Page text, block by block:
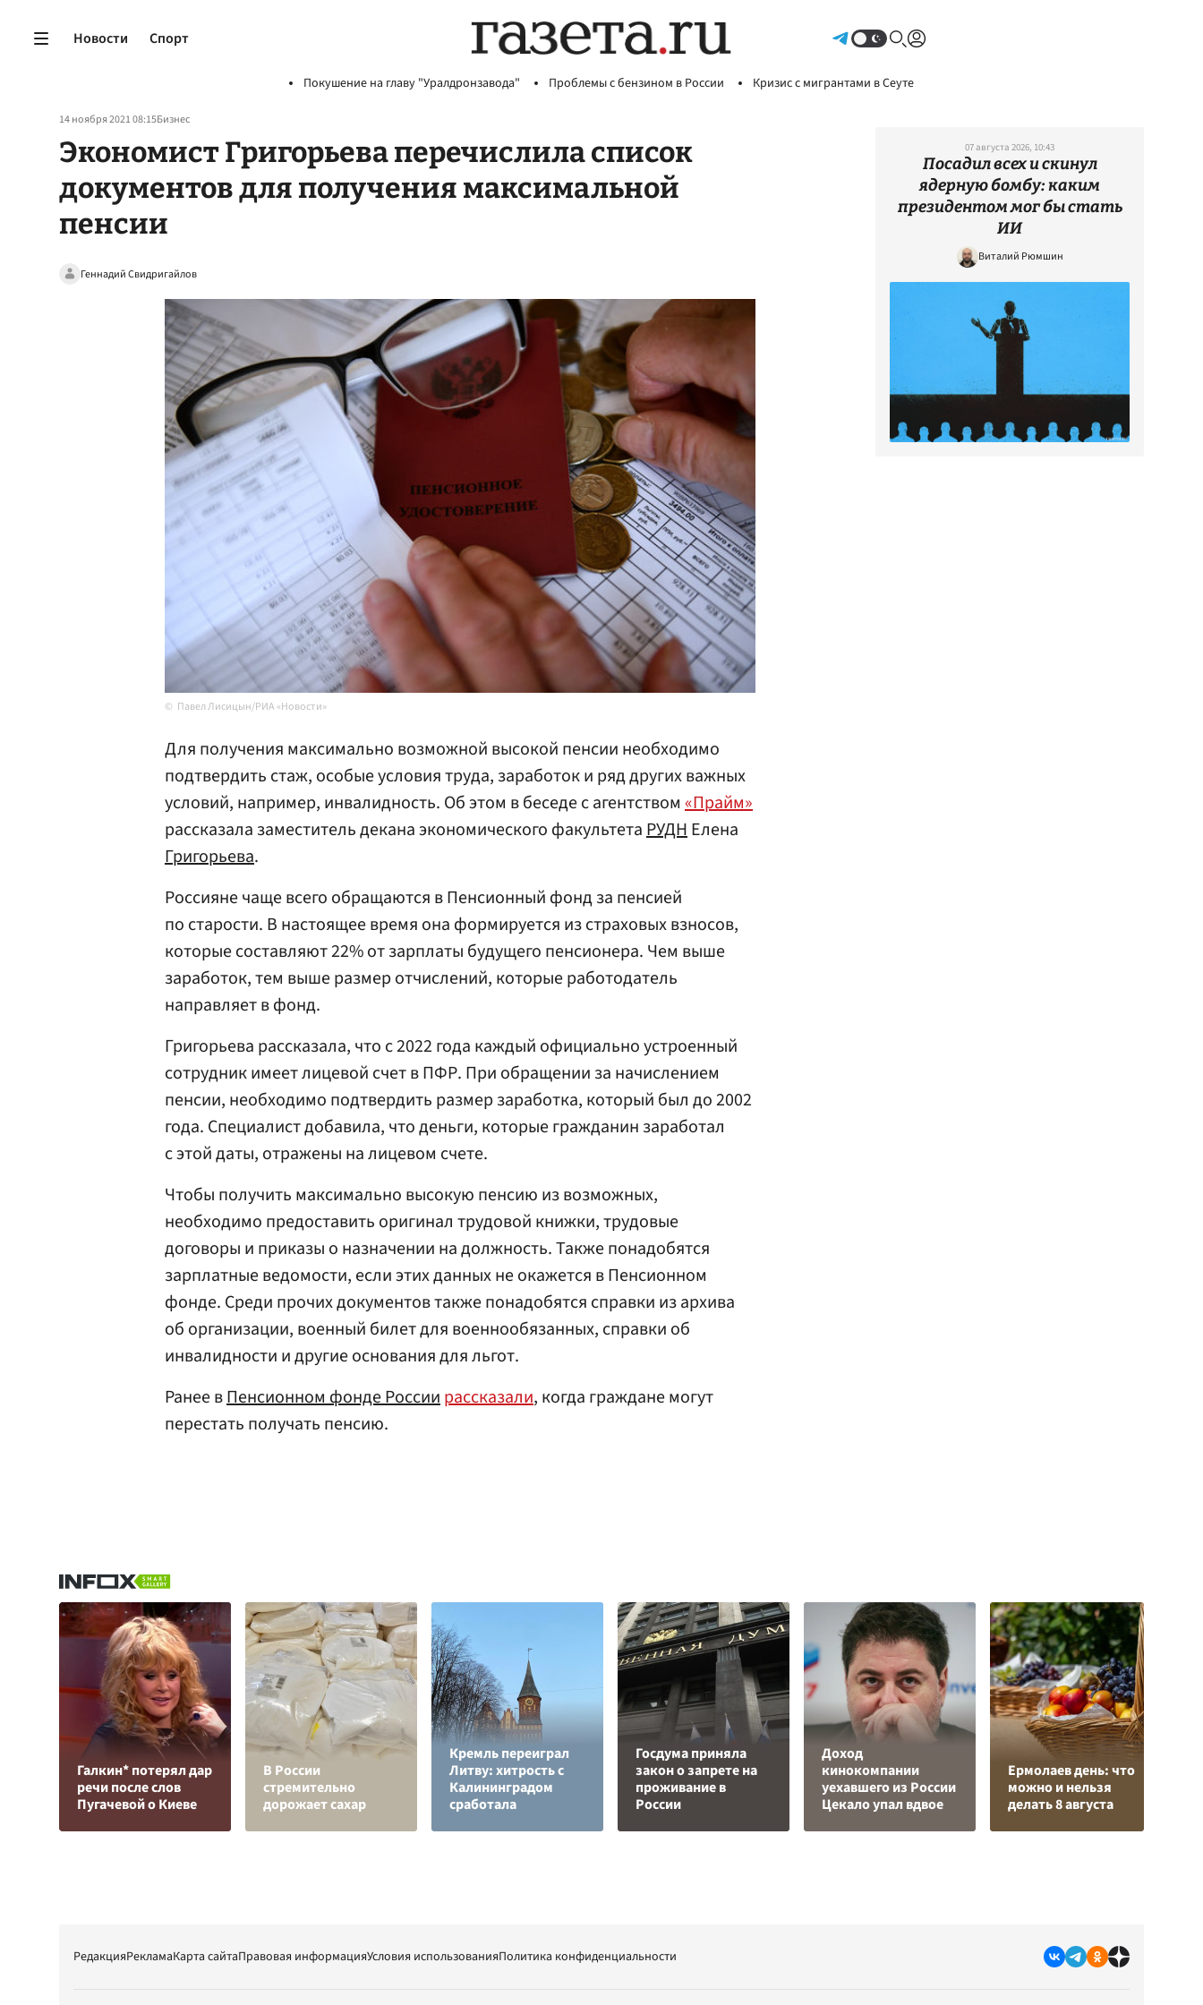
Новости Спорт
Покушение на главу "Уралдронзавода" Проблемы с бензином в России Кризис с мигрантами в Сеуте
14 ноября 2021 08:15Бизнес
Экономист Григорьева перечислила список
документов для получения максимальной
пенсии
Геннадий Свидригайлов
Павел Лисицын/РИА «Новости»
Для получения максимально возможной высокой пенсии необходимо
подтвердить стаж, особые условия труда, заработок и ряд других важных
условий, например, инвалидность. Об этом в беседе с агентством «Прайм»
рассказала заместитель декана экономического факультетаРУДНЕлена
Григорьева.
Россияне чаще всего обращаются в Пенсионный фонд за пенсией
по старости. В настоящее время она формируется из страховых взносов,
которые составляют 22% от зарплаты будущего пенсионера. Чем выше
заработок, тем выше размер отчислений, которые работодатель
направляет в фонд.
Григорьева рассказала, что с 2022 года каждый официально устроенный
сотрудник имеет лицевой счет в ПФР. При обращении за начислением
пенсии, необходимо подтвердить размер заработка, который был до 2002
года. Специалист добавила, что деньги, которые гражданин заработал
с этой даты, отражены на лицевом счете.
Чтобы получить максимально высокую пенсию из возможных,
необходимо предоставить оригинал трудовой книжки, трудовые
договоры и приказы о назначении на должность. Также понадобятся
зарплатные ведомости, если этих данных не окажется в Пенсионном
фонде. Среди прочих документов также понадобятся справки из архива
об организации, военный билет для военнообязанных, справки об
инвалидности и другие основания для льгот.
Ранее вПенсионном фонде Россиирассказали, когда граждане могут
перестать получать пенсию.
07 августа 2026, 10:43
Посадил всех и скинул
ядерную бомбу: каким
президентом мог бы стать
ИИ
Виталий Рюмшин
Галкин* потерял дар
речи после слов
Пугачевой о Киеве
В России
стремительно
дорожает сахар
Кремль переиграл
Литву: хитрость с
Калининградом
сработала
Госдума приняла
закон о запрете на
проживание в
России
Доход
кинокомпании
уехавшего из России
Цекало упал вдвое
Ермолаев день: что
можно и нельзя
делать 8 августа
РедакцияРекламаКарта сайтаПравовая информацияУсловия использованияПолитика конфиденциальности